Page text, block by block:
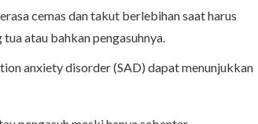
cemas dan takut berlebihan saat harus
atau bahkan pengasuhnya.
anxiety disorder (SAD) dapat menunjukkan